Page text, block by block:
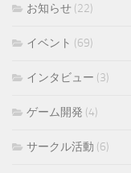
お知らせ (22)
イベント (69)
インタビュー (3)
ゲーム開発 (4)
サークル活動 (6)